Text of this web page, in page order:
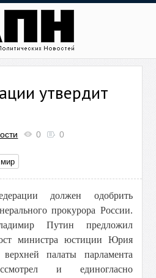
утвердит
0 0
должен одобрить
прокурора России.
Путин предложил
министра юстиции Юрия
палаты парламента
и единогласно